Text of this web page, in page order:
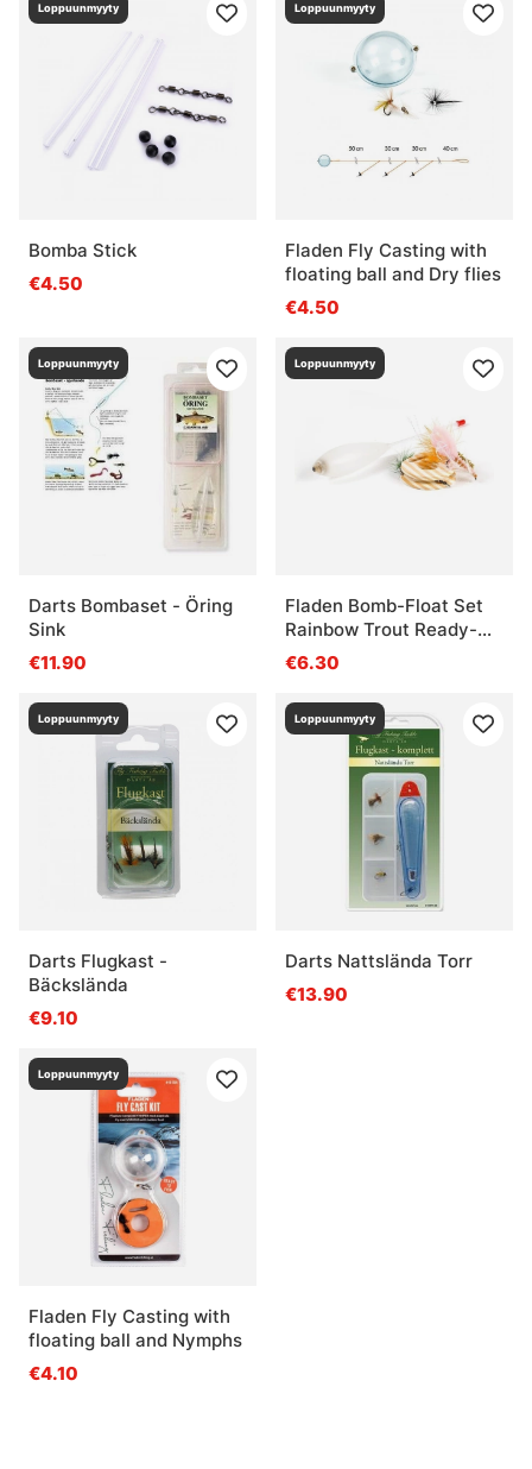
Loppuunmyyty
Bomba Stick
€4.50
Loppuunmyyty
Fladen Fly Casting with
floating ball and Dry flies
€4.50
Loppuunmyyty
Darts Bombaset - Öring
Sink
€11.90
Loppuunmyyty
Fladen Bomb-Float Set
Rainbow Trout Ready-
To-Fish
€6.30
Loppuunmyyty
Darts Flugkast -
Bäckslända
€9.10
Loppuunmyyty
Darts Nattslända Torr
€13.90
Loppuunmyyty
Fladen Fly Casting with
floating ball and Nymphs
€4.10